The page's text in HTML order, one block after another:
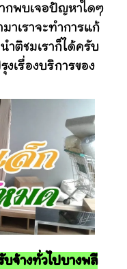
กพบเจอปัญหาใดๆ
าเราจะทำการแก้
ติชมเราก็ได้ครับ
งเรื่องบริการของ
บจ้างทั่วไปบางพลี